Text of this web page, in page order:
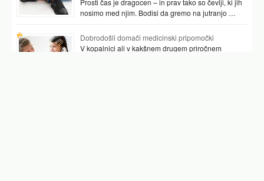
Prosti čas je dragocen – in prav tako so čevlji, ki jih
nosimo med njim. Bodisi da gremo na jutranjo …
Dobrodošli domači medicinski pripomočki
V kopalnici ali v kakšnem drugem priročnem